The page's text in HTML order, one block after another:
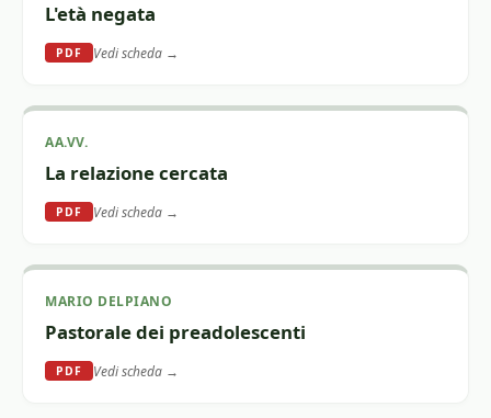
L'età negata
PDF Vedi scheda →
AA.VV.
La relazione cercata
PDF Vedi scheda →
MARIO DELPIANO
Pastorale dei preadolescenti
PDF Vedi scheda →